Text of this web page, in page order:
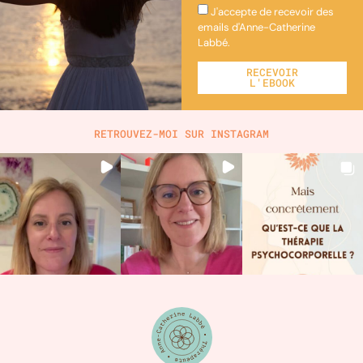
J'accepte de recevoir des
emails d'Anne-Catherine
Labbé.
RECEVOIR
L'EBOOK
RETROUVEZ-MOI SUR INSTAGRAM